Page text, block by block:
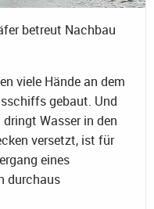
betreut Nachbau
viele Hände an dem
gebaut. Und
Wasser in den
versetzt, ist für
eines
durchaus